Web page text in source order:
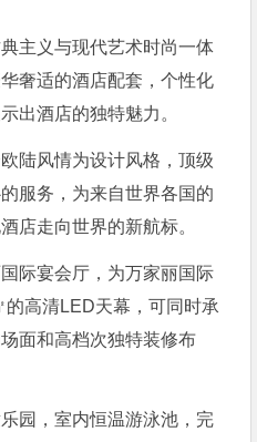
主义与现代艺术时尚一体
奢适的酒店配套，个性化
出酒店的独特魅力。
陆风情为设计风格，顶级
服务，为来自世界各国的
店走向世界的新航标。
际宴会厅，为万家丽国际
高清LED天幕，可同时承
面和高档次独特装修布
园，室内恒温游泳池，完